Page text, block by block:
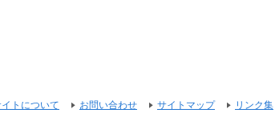
トについて お問い合わせ サイトマップ リンク集